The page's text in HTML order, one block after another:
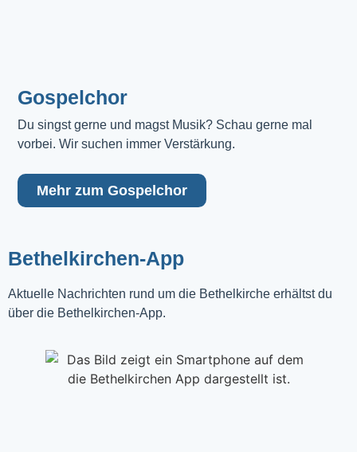
Gospelchor
Du singst gerne und magst Musik? Schau gerne mal
vorbei. Wir suchen immer Verstärkung.
Mehr zum Gospelchor
Bethelkirchen-App
Aktuelle Nachrichten rund um die Bethelkirche erhältst du
über die Bethelkirchen-App.